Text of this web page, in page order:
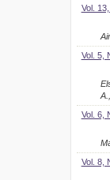
Vol.
Vol. 5,
Vol. 6,
Vol. 8,